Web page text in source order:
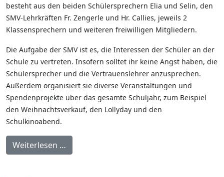
besteht aus den beiden Schülersprechern Elia und Selin, den
SMV-Lehrkräften Fr. Zengerle und Hr. Callies, jeweils 2
Klassensprechern und weiteren freiwilligen Mitgliedern.
Die Aufgabe der SMV ist es, die Interessen der Schüler an der
Schule zu vertreten. Insofern solltet ihr keine Angst haben, die
Schülersprecher und die Vertrauenslehrer anzusprechen.
Außerdem organisiert sie diverse Veranstaltungen und
Spendenprojekte über das gesamte Schuljahr, zum Beispiel
den Weihnachtsverkauf, den Lollyday und den
Schulkinoabend.
Weiterlesen …